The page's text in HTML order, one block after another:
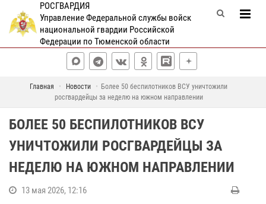
РОСГВАРДИЯ
Управление Федеральной службы войск
национальной гвардии Российской
Федерации по Тюменской области
Главная Новости
Более 50 беспилотников ВСУ уничтожили
росгвардейцы за неделю на южном направлении
БОЛЕЕ 50 БЕСПИЛОТНИКОВ ВСУ
УНИЧТОЖИЛИ РОСГВАРДЕЙЦЫ ЗА
НЕДЕЛЮ НА ЮЖНОМ НАПРАВЛЕНИИ
13 мая 2026, 12:16